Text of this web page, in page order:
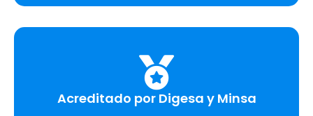
Acreditado por Digesa y Minsa​